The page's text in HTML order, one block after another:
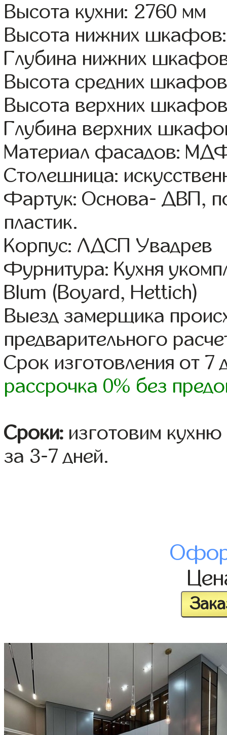
Высота кухни: 2760 мм
Высота нижних
Глубина нижних
Высота средних
Высота верхних
Глубина верхних
Материал фасадов:
Столешница:
Фартук: Основа- ДВП,
пластик.
Корпус: ЛДСП Увадрев
Фурнитура: Кухня
Blum (Boyard, Hettich)
Выезд замерщика
предварительного
Срок изготовления от 7
рассрочка 0% без
Сроки: изготовим
за 3-7 дней.